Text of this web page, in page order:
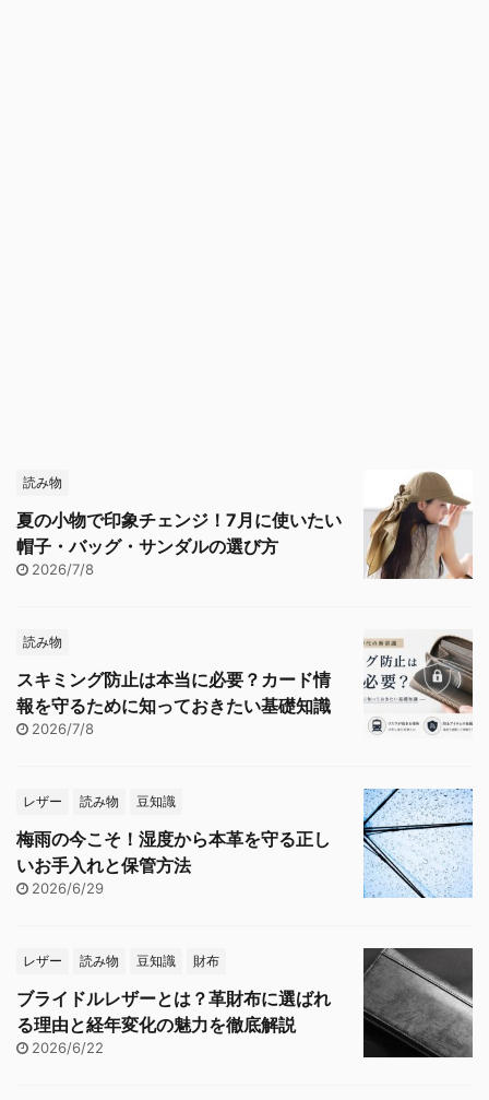
読み物
夏の小物で印象チェンジ！7月に使いたい
帽子・バッグ・サンダルの選び方
2026/7/8
読み物
スキミング防止は本当に必要？カード情
報を守るために知っておきたい基礎知識
2026/7/8
レザー 読み物 豆知識
梅雨の今こそ！湿度から本革を守る正し
いお手入れと保管方法
2026/6/29
レザー 読み物 豆知識 財布
ブライドルレザーとは？革財布に選ばれ
る理由と経年変化の魅力を徹底解説
2026/6/22